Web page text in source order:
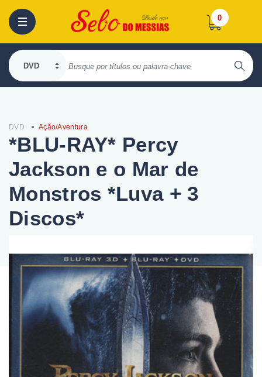
0
DVD Ação/Aventura
*BLU-RAY* Percy
Jackson e o Mar de
Monstros *Luva + 3
Discos*